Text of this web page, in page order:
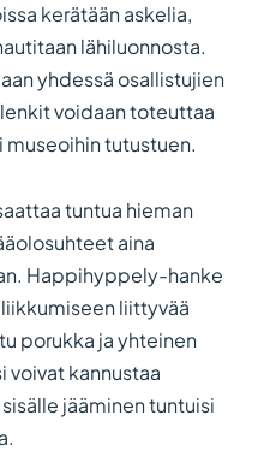
kerätään askelia,
lähiluonnosta.
yhdessä osallistujien
voidaan toteuttaa
tutustuen.
tuntua hieman
aina
Happihyppely-hanke
liittyvää
porukka ja yhteinen
voivat kannustaa
jääminen tuntuisi